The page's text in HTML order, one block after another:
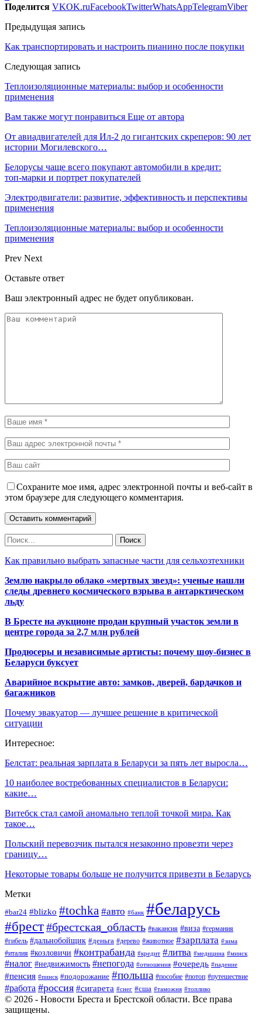
Поделится VKOK.ruFacebookTwitterWhatsAppTelegramViber
Предыдущая запись
Как транспортировать и настроить пианино после покупки
Следующая запись
Теплоизоляционные материалы: выбор и особенности
применения
Вам также могут понравиться Еще от автора
От авиадвигателей для Ил-2 до гигантских скреперов: 90 лет
истории Могилевского…
Белорусы чаще всего покупают автомобили в кредит:
топ‑марки и портрет покупателей
Электродвигатели: развитие, эффективность и перспективы
применения
Теплоизоляционные материалы: выбор и особенности
применения
Prev Next
Оставьте ответ
Ваш электронный адрес не будет опубликован.
Сохраните мое имя, адрес электронной почты и веб-сайт в
этом браузере для следующего комментария.
Как правильно выбрать запасные части для сельхозтехники
Землю накрыло облако «мертвых звезд»: ученые нашли
следы древнего космического взрыва в антарктическом
льду
В Бресте на аукционе продан крупный участок земли в
центре города за 2,7 млн рублей
Продюсеры и независимые артисты: почему шоу-бизнес в
Беларуси буксует
Аварийное вскрытие авто: замков, дверей, бардачков и
багажников
Почему эвакуатор — лучшее решение в критической
ситуации
Интересное:
Белстат: реальная зарплата в Беларуси за пять лет выросла…
10 наиболее востребованных специалистов в Беларуси:
какие…
Витебск стал самой аномально теплой точкой мира. Как
такое…
Польский перевозчик пытался незаконно провезти через
границу…
Некоторые товары больше не получится привезти в Беларусь
Метки
#bar24 #blizko #tochka #авто #банк #беларусь
#брест#брестская_область #вакансия #виза #германия
#гибель #дальнобойщик #деньга #дерево #животное #зарплата #зима
#италия #козловичи #контрабанда #кредит #литва #медицина #минск
#налог #недвижимость #непогода #отношения #очередь #падение
#пенсия #пинск #подорожание #польша #пособие #потоп #путешествие
#работа #россия #сигарета #снег #сша #таможня #топливо
© 2026 - Новости Бреста и Брестской области. Все права
защищены.